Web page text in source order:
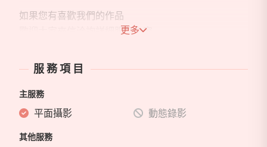
如果您有喜歡我們的作品
歡迎大家來信洽詢詳細服務內容
更多
服務項目
主服務
平面攝影 動態錄影
其他服務